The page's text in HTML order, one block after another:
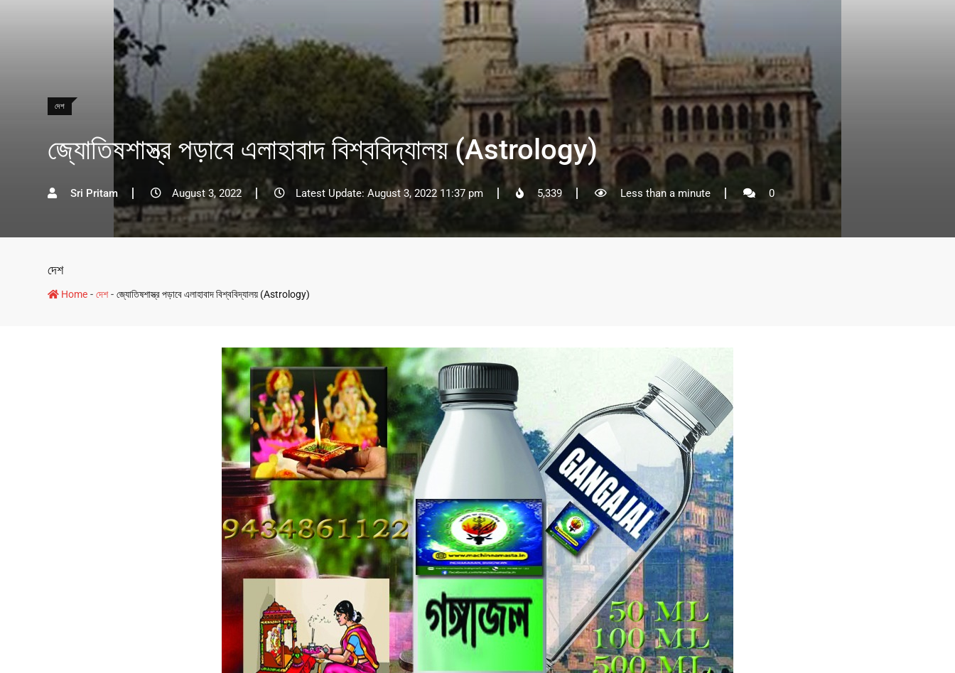
দেশ
জ্যোতিষশাস্ত্র পড়াবে এলাহাবাদ বিশ্ববিদ্যালয় (Astrology)
Sri Pritam August 3, 2022 Latest Update: August 3, 2022 11:37 pm 5,339 Less than a minute 0
দেশ
Home - দেশ- জ্যোতিষশাস্ত্র পড়াবে এলাহাবাদ বিশ্ববিদ্যালয় (Astrology)